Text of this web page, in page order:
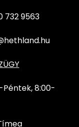
7329563
8:00-